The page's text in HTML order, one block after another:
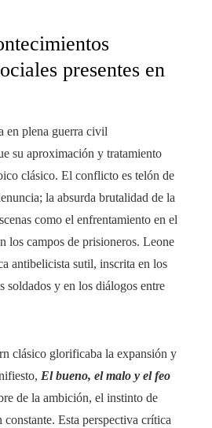
presentes en
en plena guerra civil
su aproximación y tratamiento
clásico. El conflicto es telón de
la absurda brutalidad de la
como el enfrentamiento en el
los campos de prisioneros. Leone
antibelicista sutil, inscrita en los
soldados y en los diálogos entre
clásico glorificaba la expansión y
El bueno, el malo y el feo
de la ambición, el instinto de
Esta perspectiva crítica